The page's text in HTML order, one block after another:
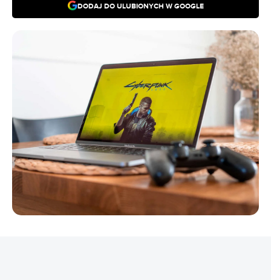
DODAJ DO ULUBIONYCH W GOOGLE